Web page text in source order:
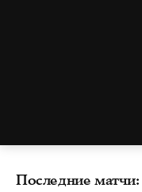
Последние матчи: